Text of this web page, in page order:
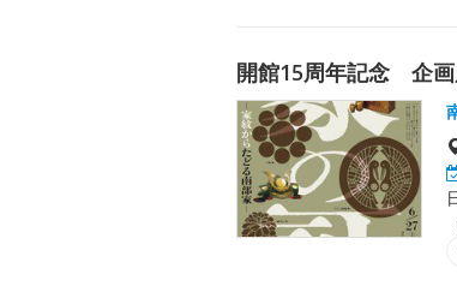
開館15周年記念 企画